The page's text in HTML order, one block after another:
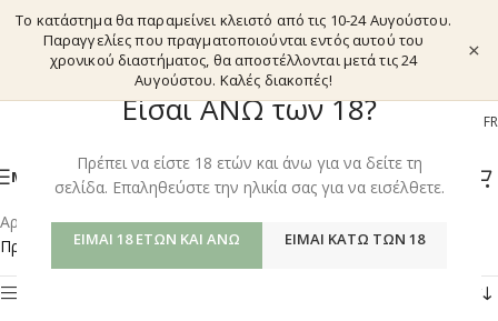
Είσαι ΑΝΩ των 18?
Πρέπει να είστε 18 ετών και άνω για να δείτε τη
σελίδα. Επαληθεύστε την ηλικία σας για να εισέλθετε.
ΕΊΜΑΙ 18 ΕΤΏΝ ΚΑΙ ΆΝΩ ΕΊΜΑΙ ΚΆΤΩ ΤΩΝ 18
Το κατάστημα θα παραμείνει κλειστό από τις 10-24 Αυγούστου.
Παραγγελίες που πραγματοποιούνται εντός αυτού του
χρονικού διαστήματος, θα αποστέλλονται μετά τις 24
Αυγούστου. Καλές διακοπές!
×
EL FR
ΜΕΝΟΎ
Αρχική σελίδα/Shop/Προϊόντα με ετικέτα “ASHWAGANDHA”
Προβάλλονται όλα - 9 αποτελέσματα